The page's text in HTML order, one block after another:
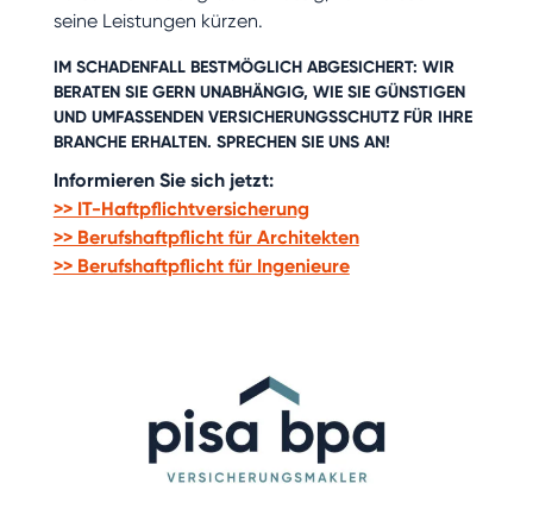
seine Leistungen kürzen.
IM SCHADENFALL BESTMÖGLICH ABGESICHERT: WIR
BERATEN SIE GERN UNABHÄNGIG, WIE SIE GÜNSTIGEN
UND UMFASSENDEN VERSICHERUNGSSCHUTZ FÜR IHRE
BRANCHE ERHALTEN. SPRECHEN SIE UNS AN!
Informieren Sie sich jetzt:
>> IT-Haftpflichtversicherung
>> Berufshaftpflicht für Architekten
>> Berufshaftpflicht für Ingenieure